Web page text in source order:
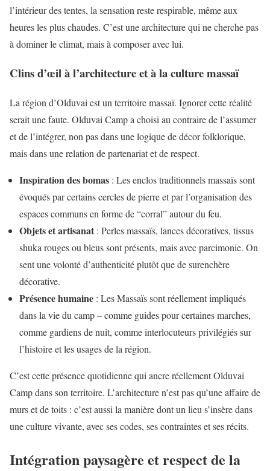
l’intérieur des tentes, la sensation reste respirable, même aux
heures les plus chaudes. C’est une architecture qui ne cherche pas
à dominer le climat, mais à composer avec lui.
Clins d’œil à l’architecture et à la culture massaï
La région d’Olduvai est un territoire massaï. Ignorer cette réalité
serait une faute. Olduvai Camp a choisi au contraire de l’assumer
et de l’intégrer, non pas dans une logique de décor folklorique,
mais dans une relation de partenariat et de respect.
Inspiration des bomas : Les enclos traditionnels massaïs sont
évoqués par certains cercles de pierre et par l’organisation des
espaces communs en forme de “corral” autour du feu.
Objets et artisanat : Perles massaïs, lances décoratives, tissus
shuka rouges ou bleus sont présents, mais avec parcimonie. On
sent une volonté d’authenticité plutôt que de surenchère
décorative.
Présence humaine : Les Massaïs sont réellement impliqués
dans la vie du camp – comme guides pour certaines marches,
comme gardiens de nuit, comme interlocuteurs privilégiés sur
l’histoire et les usages de la région.
C’est cette présence quotidienne qui ancre réellement Olduvai
Camp dans son territoire. L’architecture n’est pas qu’une affaire de
murs et de toits : c’est aussi la manière dont un lieu s’insère dans
une culture vivante, avec ses codes, ses contraintes et ses récits.
Intégration paysagère et respect de la